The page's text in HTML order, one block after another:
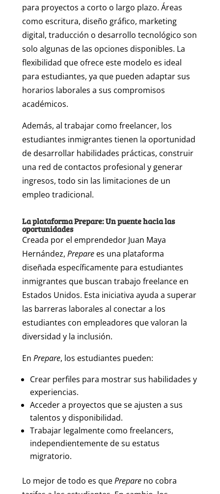
para proyectos a corto o largo plazo. Áreas
como escritura, diseño gráfico, marketing
digital, traducción o desarrollo tecnológico son
solo algunas de las opciones disponibles. La
flexibilidad que ofrece este modelo es ideal
para estudiantes, ya que pueden adaptar sus
horarios laborales a sus compromisos
académicos.
Además, al trabajar como freelancer, los
estudiantes inmigrantes tienen la oportunidad
de desarrollar habilidades prácticas, construir
una red de contactos profesional y generar
ingresos, todo sin las limitaciones de un
empleo tradicional.
La plataforma Prepare: Un puente hacia las
oportunidades
Creada por el emprendedor Juan Maya
Hernández, Preparees una plataforma
diseñada específicamente para estudiantes
inmigrantes que buscan trabajo freelance en
Estados Unidos. Esta iniciativa ayuda a superar
las barreras laborales al conectar a los
estudiantes con empleadores que valoran la
diversidad y la inclusión.
En Prepare, los estudiantes pueden:
Crear perfiles para mostrar sus habilidades y
experiencias.
Acceder a proyectos que se ajusten a sus
talentos y disponibilidad.
Trabajar legalmente como freelancers,
independientemente de su estatus
migratorio.
Lo mejor de todo es quePrepareno cobra